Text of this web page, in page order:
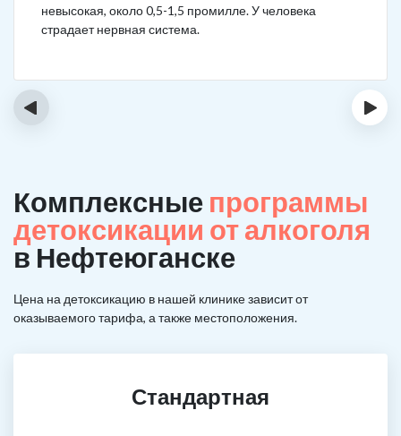
невысокая, около 0,5-1,5 промилле. У человека
страдает нервная система.
‹ ›
Комплексные программы
детоксикации от алкоголя
в Нефтеюганске
Цена на детоксикацию в нашей клинике зависит от
оказываемого тарифа, а также местоположения.
Стандартная